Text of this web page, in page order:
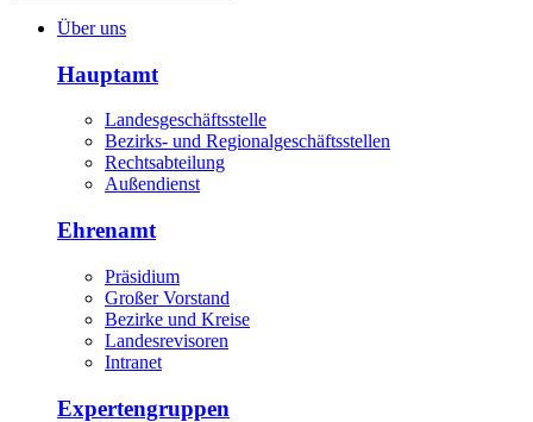
Über uns
Hauptamt
Landesgeschäftsstelle
Bezirks- und Regionalgeschäftsstellen
Rechtsabteilung
Außendienst
Ehrenamt
Präsidium
Großer Vorstand
Bezirke und Kreise
Landesrevisoren
Intranet
Expertengruppen